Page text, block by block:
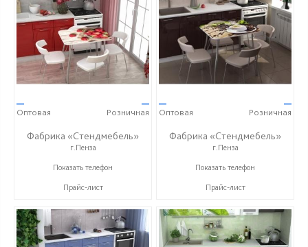
—
Оптовая
—
Розничная
Фабрика «Стендмебель»
г.Пенза
+7 (8412) 99-02-52
Показать телефон
Прайс-лист
—
Оптовая
—
Розничная
Фабрика «Стендмебель»
г.Пенза
+7 (8412) 99-02-52
Показать телефон
Прайс-лист